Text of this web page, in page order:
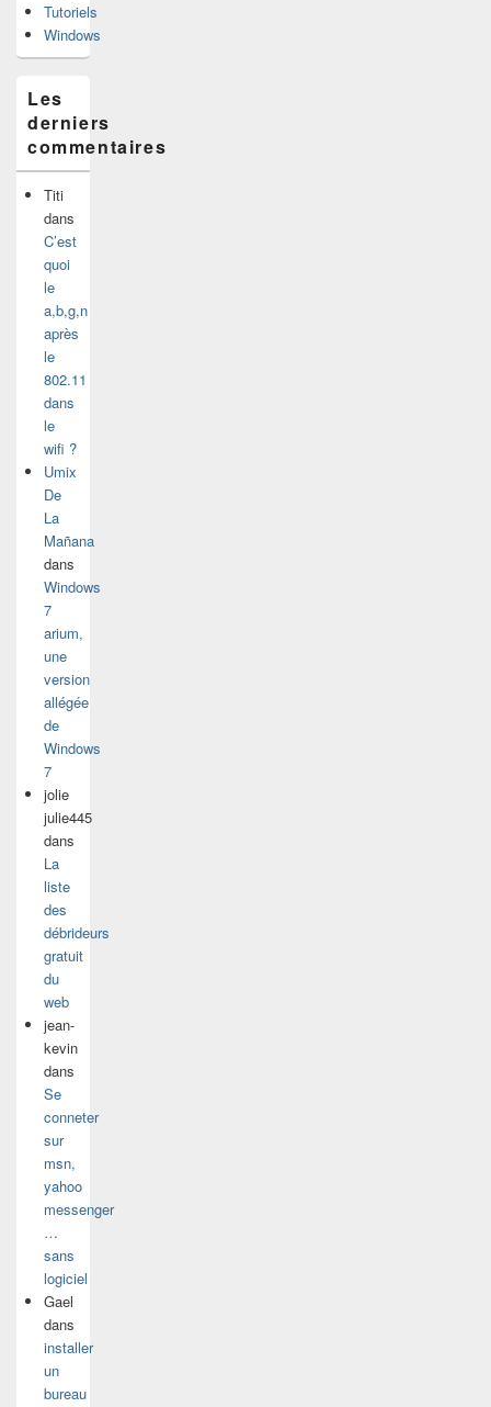
Tutoriels
Windows
Les
derniers
commentaires
Titi
dans
C’est
quoi
le
a,b,g,n
après
le
802.11
dans
le
wifi ?
Umix
De
La
Mañana
dans
Windows
7
arium,
une
version
allégée
de
Windows
7
jolie
julie445
dans
La
liste
des
débrideurs
gratuit
du
web
jean-
kevin
dans
Se
conneter
sur
msn,
yahoo
messenger
…
sans
logiciel
Gael
dans
installer
un
bureau